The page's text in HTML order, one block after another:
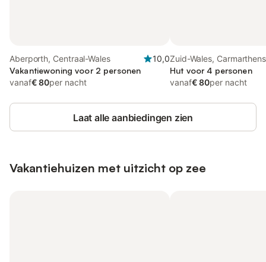
Aberporth, Centraal-Wales
10,0
Vakantiewoning voor 2 personen
vanaf€ 80per nacht
Zuid-Wales,
Hut voor 4 personen
vanaf€ 80per nacht
Laat alle aanbiedingen zien
Vakantiehuizen met uitzicht op zee